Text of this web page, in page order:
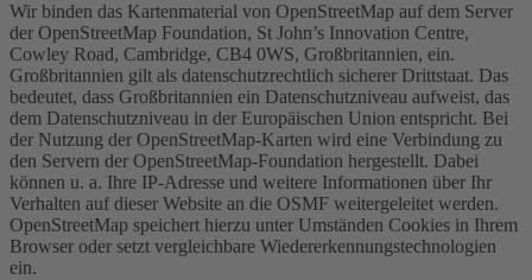
Wir binden das Kartenmaterial von OpenStreetMap auf dem Server
der OpenStreetMap Foundation, St John’s Innovation Centre,
Cowley Road, Cambridge, CB4 0WS, Großbritannien, ein.
Großbritannien gilt als datenschutzrechtlich sicherer Drittstaat. Das
bedeutet, dass Großbritannien ein Datenschutzniveau aufweist, das
dem Datenschutzniveau in der Europäischen Union entspricht. Bei
der Nutzung der OpenStreetMap-Karten wird eine Verbindung zu
den Servern der OpenStreetMap-Foundation hergestellt. Dabei
können u. a. Ihre IP-Adresse und weitere Informationen über Ihr
Verhalten auf dieser Website an die OSMF weitergeleitet werden.
OpenStreetMap speichert hierzu unter Umständen Cookies in Ihrem
Browser oder setzt vergleichbare Wiedererkennungstechnologien
ein.